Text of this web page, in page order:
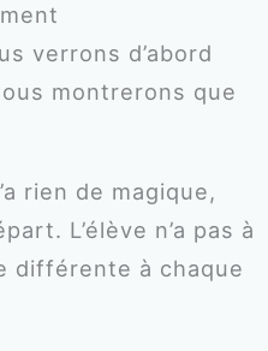
verrons d’abord
montrerons que
rien de magique,
L’élève n’a pas à
différente à chaque